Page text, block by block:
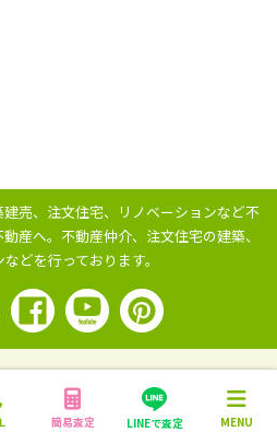
簡易査定 LINEで査定 MENU
売、注文住宅、リノベーションなど不
産へ。 不動産仲介、注文住宅の建築、
どを行っております。